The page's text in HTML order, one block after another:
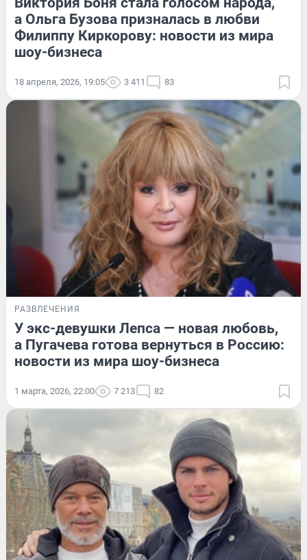
а Ольга Бузова призналась в любви
Филиппу Киркорову: новости из мира
шоу-бизнеса
18 апреля, 2026, 19:05 3 411 83
РАЗВЛЕЧЕНИЯ
У экс-девушки Лепса — новая любовь,
а Пугачева готова вернуться в Россию:
новости из мира шоу-бизнеса
1 марта, 2026, 22:00 7 213 82